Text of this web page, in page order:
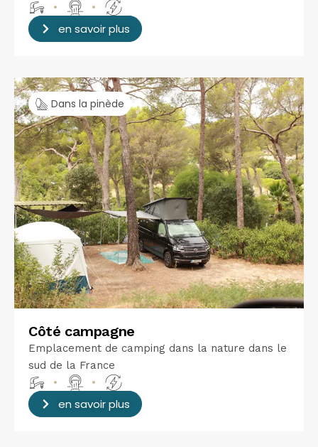
•
•
en savoir plus
Dans la pinède
Côté campagne
Emplacement de camping dans la nature dans le
sud de la France
•
•
en savoir plus